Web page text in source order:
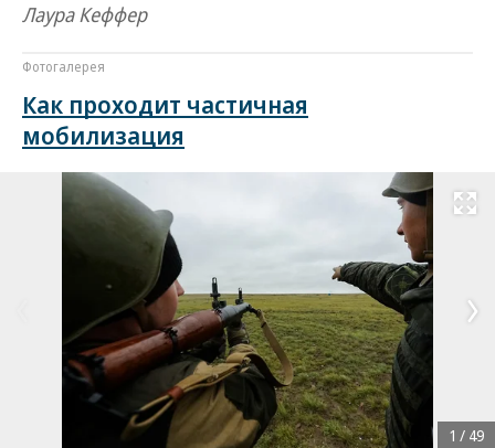
Лаура Кеффер
Фотогалерея
Как проходит частичная
мобилизация
Развернуть
1 / 49